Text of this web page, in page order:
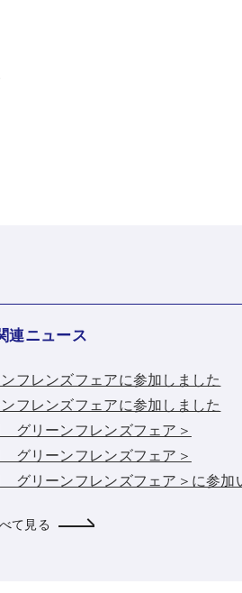
連ニュース
フレンズフェアに参加しました
フレンズフェアに参加しました
リーンフレンズフェア＞
リーンフレンズフェア＞
リーンフレンズフェア＞に参加
て見る